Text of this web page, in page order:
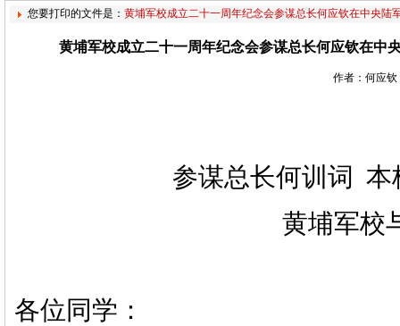
您要打印的文件是： 黄埔军校成立二十一周年纪念会参谋总长何应钦在中央
黄埔军校成立二十一周年纪念会参谋总长何应钦在
作者：何应
参谋总长何训词 本
黄埔军校
各位同学：